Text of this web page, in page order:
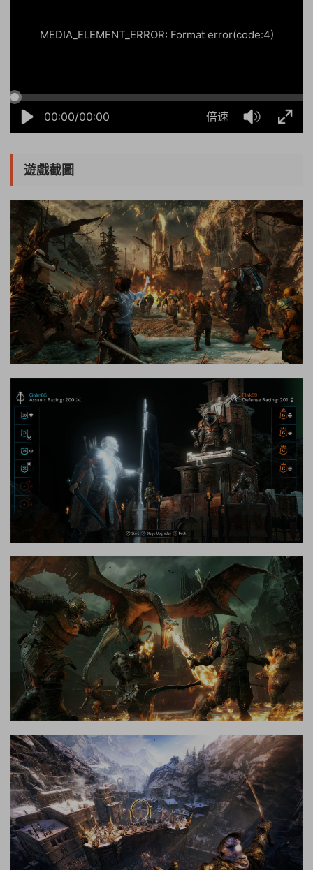
00:00/00:00 倍速
MEDIA_ELEMENT_ERROR: Format error(code:4)
遊戲截圖